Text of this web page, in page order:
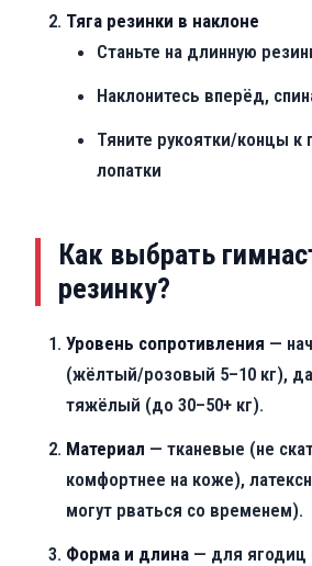
Тяга резинки в наклоне
Станьте на длинную
Наклонитесь вперёд,
Тяните рукоятки/концы к
лопатки
Как выбрать
резинку?
Уровень сопротивления —
(жёлтый/розовый 5–10 кг),
тяжёлый (до 30–50+ кг).
Материал — тканевые (не
комфортнее на коже),
могут рваться со временем).
Форма и длина — для ягодиц